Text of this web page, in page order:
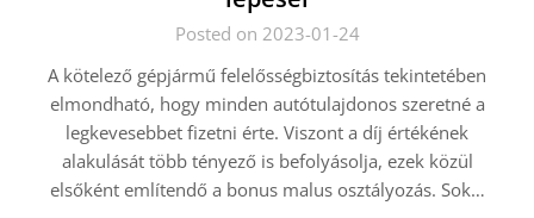
Posted on 2023-01-24
A kötelező gépjármű felelősségbiztosítás tekintetében
elmondható, hogy minden autótulajdonos szeretné a
legkevesebbet fizetni érte. Viszont a díj értékének
alakulását több tényező is befolyásolja, ezek közül
elsőként említendő a bonus malus osztályozás. Sok…